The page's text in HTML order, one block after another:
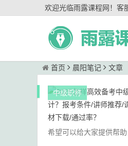
欢迎光临雨露课程网！客
首页 晨阳笔记 文章
中级职称
希望可以给大家提供帮